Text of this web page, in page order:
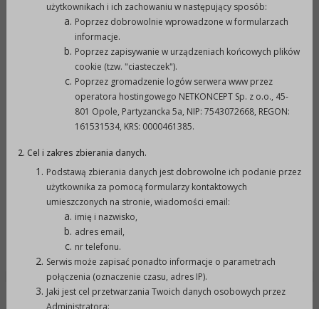
opublikowano: 28-01-2022 11:07
zmodyfikowano: 28-01-2022 11:16
podmiot
udostępniający:
Urząd Miejski w
Prudniku
Załączniki
Rejestr zmian
DANE ADRESOWE:
użytkownikach i ich zachowaniu w następujący sposób:
Poprzez dobrowolnie wprowadzone w formularzach
informacje.
Poprzez zapisywanie w urządzeniach końcowych plików
cookie (tzw. "ciasteczek").
Poprzez gromadzenie logów serwera www przez
operatora hostingowego NETKONCEPT Sp. z o.o., 45-
801 Opole, Partyzancka 5a, NIP: 7543072668, REGON:
161531534, KRS: 0000461385.
2. Cel i zakres zbierania danych.
Podstawą zbierania danych jest dobrowolne ich podanie przez
użytkownika za pomocą formularzy kontaktowych
umieszczonych na stronie, wiadomości email:
imię i nazwisko,
adres email,
nr telefonu.
Serwis może zapisać ponadto informacje o parametrach
połączenia (oznaczenie czasu, adres IP).
Jaki jest cel przetwarzania Twoich danych osobowych przez
Administratora: